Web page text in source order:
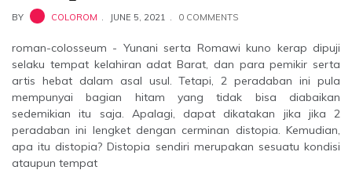
BY COLOROM JUNE 5, 2021 0 COMMENTS
roman-colosseum - Yunani serta Romawi kuno kerap dipuji
selaku tempat kelahiran adat Barat, dan para pemikir serta
artis hebat dalam asal usul. Tetapi, 2 peradaban ini pula
mempunyai bagian hitam yang tidak bisa diabaikan
sedemikian itu saja. Apalagi, dapat dikatakan jika jika 2
peradaban ini lengket dengan cerminan distopia. Kemudian,
apa itu distopia? Distopia sendiri merupakan sesuatu kondisi
ataupun tempat